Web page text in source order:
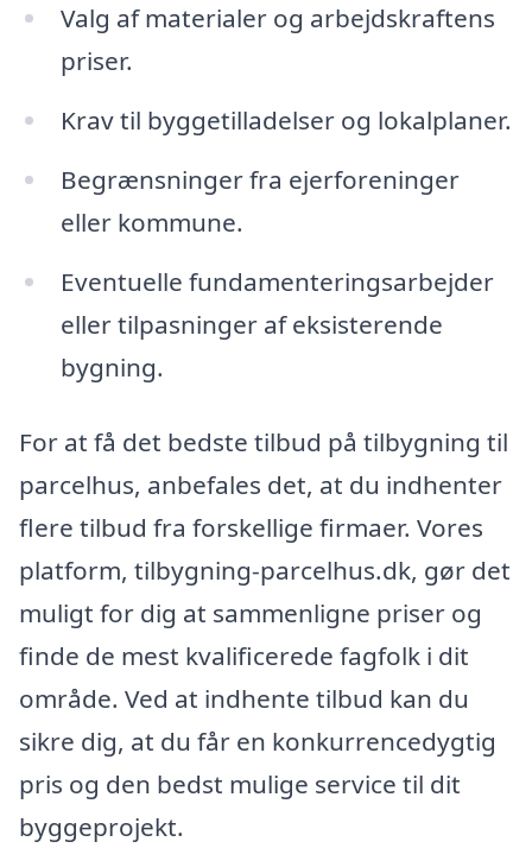
Valg af materialer og arbejdskraftens
priser.
Krav til byggetilladelser og lokalplaner.
Begrænsninger fra ejerforeninger
eller kommune.
Eventuelle fundamenteringsarbejder
eller tilpasninger af eksisterende
bygning.
For at få det bedste tilbud på tilbygning til
parcelhus, anbefales det, at du indhenter
flere tilbud fra forskellige firmaer. Vores
platform, tilbygning-parcelhus.dk, gør det
muligt for dig at sammenligne priser og
finde de mest kvalificerede fagfolk i dit
område. Ved at indhente tilbud kan du
sikre dig, at du får en konkurrencedygtig
pris og den bedst mulige service til dit
byggeprojekt.